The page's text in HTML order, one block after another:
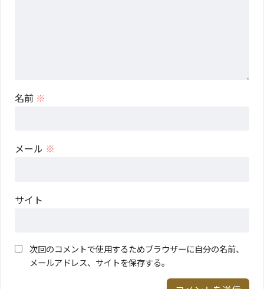
名前 ※
メール ※
サイト
次回のコメントで使用するためブラウザーに自分の名前、
メールアドレス、サイトを保存する。